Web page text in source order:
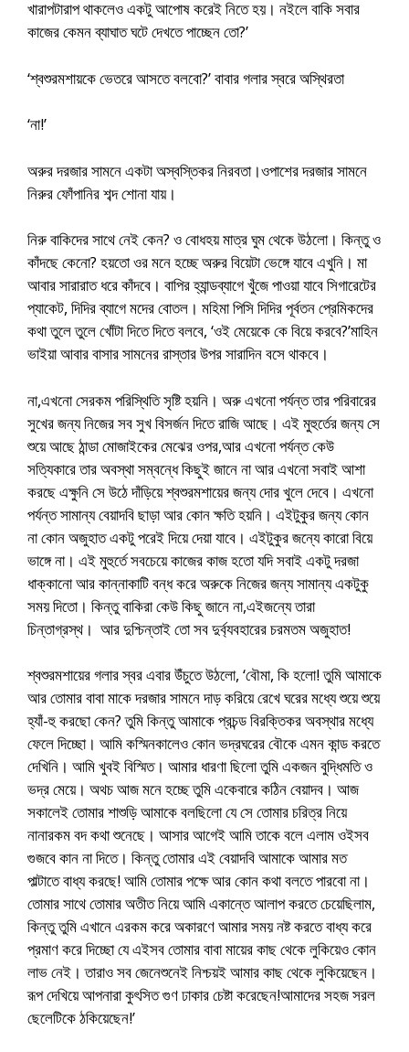
খারাপটারাপ থাকলেও একটু আপোষ করেই নিতে হয়। নইলে বাকি সবার
কাজের কেমন ব্যাঘাত ঘটে দেখতে পাচ্ছেন তো?’
‘শ্বশুরমশায়কে ভেতরে আসতে বলবো?’ বাবার গলার স্বরে অস্থিরতা
‘না!’
অরুর দরজার সামনে একটা অস্বস্তিকর নিরবতা।ওপাশের দরজার সামনে
নিরুর ফোঁপানির শব্দ শোনা যায়।
নিরু বাকিদের সাথে নেই কেন? ও বোধহয় মাত্র ঘুম থেকে উঠলো। কিন্তু ও
কাঁদছে কেনো? হয়তো ওর মনে হচ্ছে অরুর বিয়েটা ভেঙ্গে যাবে এখুনি। মা
আবার সারারাত ধরে কাঁদবে। বাপির হ্যান্ডব্যাগে খুঁজে পাওয়া যাবে সিগারেটের
প্যাকেট, দিদির ব্যাগে মদের বোতল। মহিমা পিসি দিদির পূর্বতন প্রেমিকদের
কথা তুলে তুলে খোঁটা দিতে দিতে বলবে, ‘ওই মেয়েকে কে বিয়ে করবে?’মাহিন
ভাইয়া আবার বাসার সামনের রাস্তার উপর সারাদিন বসে থাকবে।
না,এখনো সেরকম পরিস্থিতি সৃষ্টি হয়নি। অরু এখনো পর্যন্ত তার পরিবারের
সুখের জন্য নিজের সব সুখ বিসর্জন দিতে রাজি আছে। এই মুহুর্তের জন্য সে
শুয়ে আছে ঠান্ডা মোজাইকের মেঝের ওপর,আর এখনো পর্যন্ত কেউ
সত্যিকারে তার অবস্থা সম্বন্ধে কিছুই জানে না আর এখনো সবাই আশা
করছে এক্ষুনি সে উঠে দাঁড়িয়ে শ্বশুরমশায়ের জন্য দোর খুলে দেবে। এখনো
পর্যন্ত সামান্য বেয়াদবি ছাড়া আর কোন ক্ষতি হয়নি। এইটুকুর জন্য কোন
না কোন অজুহাত একটু পরেই দিয়ে দেয়া যাবে। এইটুকুর জন্যে কারো বিয়ে
ভাঙ্গে না। এই মুহুর্তে সবচেয়ে কাজের কাজ হতো যদি সবাই একটু দরজা
ধাক্কানো আর কান্নাকাটি বন্ধ করে অরুকে নিজের জন্য সামান্য একটুকু
সময় দিতো। কিন্তু বাকিরা কেউ কিছু জানে না,এইজন্যে তারা
চিন্তাগ্রস্থ। আর দুশ্চিন্তাই তো সব দুর্ব্যবহারের চরমতম অজুহাত!
শ্বশুরমশায়ের গলার স্বর এবার উঁচুতে উঠলো, ‘বৌমা, কি হলো! তুমি আমাকে
আর তোমার বাবা মাকে দরজার সামনে দাড় করিয়ে রেখে ঘরের মধ্যে শুয়ে শুয়ে
হ্যাঁ-হু করছো কেন? তুমি কিন্তু আমাকে প্রচন্ড বিরক্তিকর অবস্থার মধ্যে
ফেলে দিচ্ছো। আমি কস্মিনকালেও কোন ভদ্রঘরের বৌকে এমন কান্ড করতে
দেখিনি। আমি খুবই বিস্মিত। আমার ধারণা ছিলো তুমি একজন বুদ্ধিমতি ও
ভদ্র মেয়ে। অথচ আজ মনে হচ্ছে তুমি একেবারে কঠিন বেয়াদব। আজ
সকালেই তোমার শাশুড়ি আমাকে বলছিলো যে সে তোমার চরিত্র নিয়ে
নানারকম বদ কথা শুনেছে। আসার আগেই আমি তাকে বলে এলাম ওইসব
গুজবে কান না দিতে। কিন্তু তোমার এই বেয়াদবি আমাকে আমার মত
পাল্টাতে বাধ্য করছে! আমি তোমার পক্ষে আর কোন কথা বলতে পারবো না।
তোমার সাথে তোমার অতীত নিয়ে আমি একান্তে আলাপ করতে চেয়েছিলাম,
কিন্তু তুমি এখানে এরকম করে অকারণে আমার সময় নষ্ট করতে বাধ্য করে
প্রমাণ করে দিচ্ছো যে এইসব তোমার বাবা মায়ের কাছ থেকে লুকিয়েও কোন
লাভ নেই। তারাও সব জেনেশুনেই নিশ্চয়ই আমার কাছ থেকে লুকিয়েছেন।
রূপ দেখিয়ে আপনারা কুৎসিত গুণ ঢাকার চেষ্টা করেছেন!আমাদের সহজ সরল
ছেলেটিকে ঠকিয়েছেন!’